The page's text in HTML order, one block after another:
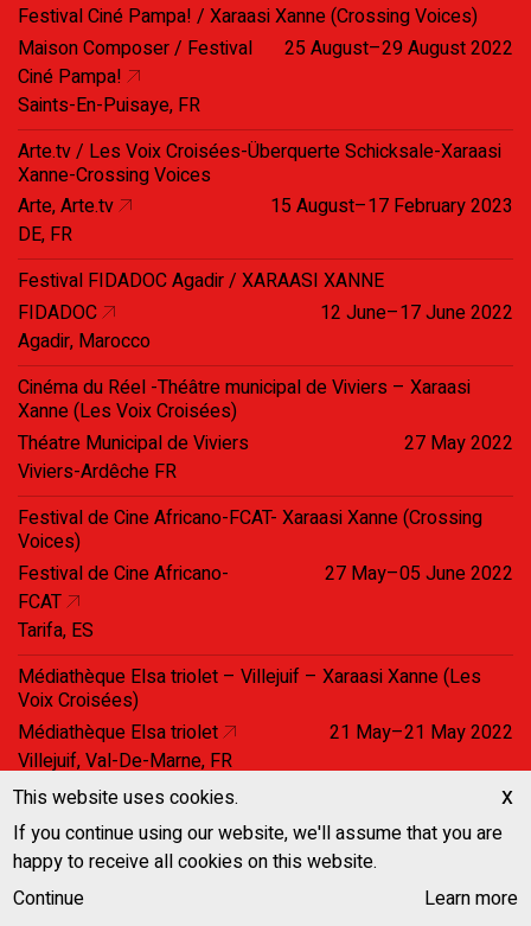
Festival Ciné Pampa! / Xaraasi Xanne (Crossing Voices)
Maison Composer / Festival
Ciné Pampa!
Saints-En-Puisaye, FR
25 August–29 August 2022
Arte.tv / Les Voix Croisées-Überquerte Schicksale-Xaraasi
Xanne-Crossing Voices
Arte, Arte.tv
DE, FR
15 August–17 February 2023
Festival FIDADOC Agadir / XARAASI XANNE
FIDADOC
Agadir, Marocco
12 June–17 June 2022
Cinéma du Réel -Théâtre municipal de Viviers – Xaraasi
Xanne (Les Voix Croisées)
Théatre Municipal de Viviers
Viviers-Ardêche FR
27 May 2022
Festival de Cine Africano-FCAT- Xaraasi Xanne (Crossing
Voices)
Festival de Cine Africano-
FCAT
Tarifa, ES
27 May–05 June 2022
Médiathèque Elsa triolet – Villejuif – Xaraasi Xanne (Les
Voix Croisées)
Médiathèque Elsa triolet
Villejuif, Val-De-Marne, FR
21 May–21 May 2022
Strike! Photo Stories of Labor Struggles : Bouba Touré /
Screening Xaraasi Xanne – Crossing Voices
Museum der Arbeit Triennial
of Photography
20 May–03 October 2022
This website uses cookies.
If you continue using our website, we'll assume that you are
happy to receive all cookies on this website.
Continue
Learn more
x